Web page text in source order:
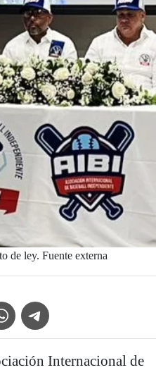
de ley. Fuente externa
Icon
Telegram Icon
Internacional de